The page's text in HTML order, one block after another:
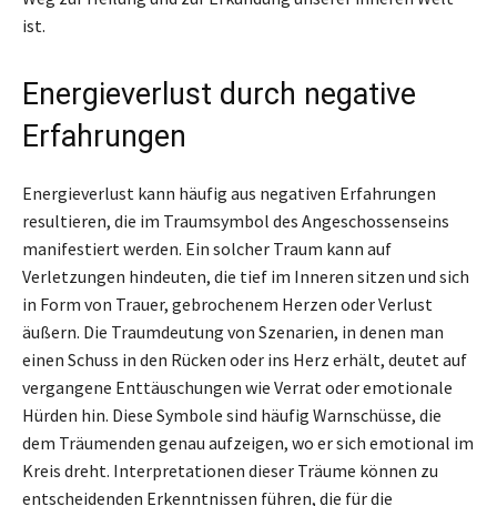
ist.
Energieverlust durch negative
Erfahrungen
Energieverlust kann häufig aus negativen Erfahrungen
resultieren, die im Traumsymbol des Angeschossenseins
manifestiert werden. Ein solcher Traum kann auf
Verletzungen hindeuten, die tief im Inneren sitzen und sich
in Form von Trauer, gebrochenem Herzen oder Verlust
äußern. Die Traumdeutung von Szenarien, in denen man
einen Schuss in den Rücken oder ins Herz erhält, deutet auf
vergangene Enttäuschungen wie Verrat oder emotionale
Hürden hin. Diese Symbole sind häufig Warnschüsse, die
dem Träumenden genau aufzeigen, wo er sich emotional im
Kreis dreht. Interpretationen dieser Träume können zu
entscheidenden Erkenntnissen führen, die für die